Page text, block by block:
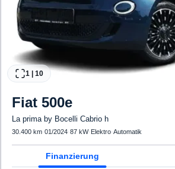
1 10
Fiat 500e
La prima by Bocelli Cabrio h
30.400 km·01/2024·87 kW· Elektro·Automatik
Finanzierung